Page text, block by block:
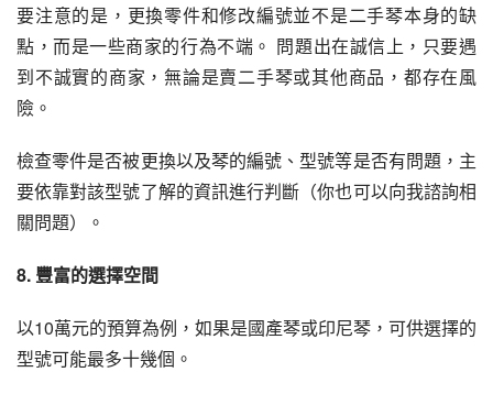
要注意的是，更換零件和修改編號並不是二手琴本身的缺
點，而是一些商家的行為不端。 問題出在誠信上，只要遇
到不誠實的商家，無論是賣二手琴或其他商品，都存在風
險。
檢查零件是否被更換以及琴的編號、型號等是否有問題，主
要依靠對該型號了解的資訊進行判斷（你也可以向我諮詢相
關問題）。
8. 豐富的選擇空間
以10萬元的預算為例，如果是國產琴或印尼琴，可供選擇的
型號可能最多十幾個。